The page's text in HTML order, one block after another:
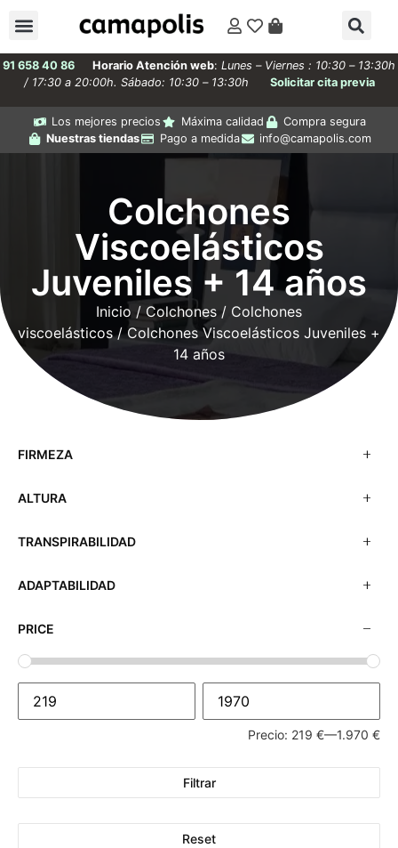
91 658 40 86 Horario Atención web: Lunes – Viernes : 10:30 – 13:30h
/ 17:30 a 20:00h. Sábado: 10:30 – 13:30h
Solicitar cita previa
Los mejores precios Máxima calidad
Compra segura
Nuestras tiendas
Pago a medida info@camapolis.com
Colchones
Viscoelásticos
Juveniles + 14 años
Inicio /Colchones / Colchones
viscoelásticos/ Colchones Viscoelásticos Juveniles +
14 años
FIRMEZA
ALTURA
TRANSPIRABILIDAD
ADAPTABILIDAD
PRICE
Precio: 219 €—1.970 €
Filtrar
Reset